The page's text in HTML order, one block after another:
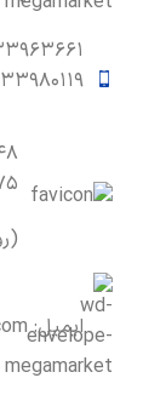
ایمیل: